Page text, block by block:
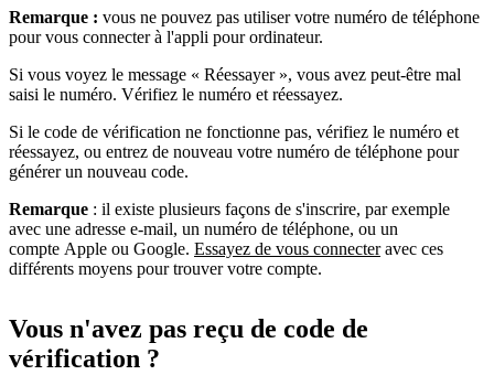
Remarque : vous ne pouvez pas utiliser votre numéro de téléphone
pour vous connecter à l'appli pour ordinateur.
Si vous voyez le message « Réessayer », vous avez peut-être mal
saisi le numéro. Vérifiez le numéro et réessayez.
Si le code de vérification ne fonctionne pas, vérifiez le numéro et
réessayez, ou entrez de nouveau votre numéro de téléphone pour
générer un nouveau code.
Remarque : il existe plusieurs façons de s'inscrire, par exemple
avec une adresse e-mail, un numéro de téléphone, ou un
compte Apple ou Google. Essayez de vous connecteravec ces
différents moyens pour trouver votre compte.
Vous n'avez pas reçu de code de
vérification ?